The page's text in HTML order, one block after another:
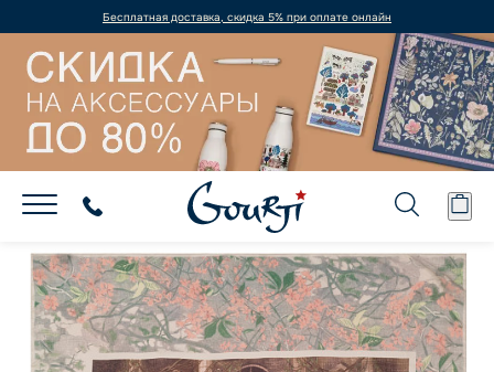
Бесплатная доставка, скидка 5% при оплате онлайн